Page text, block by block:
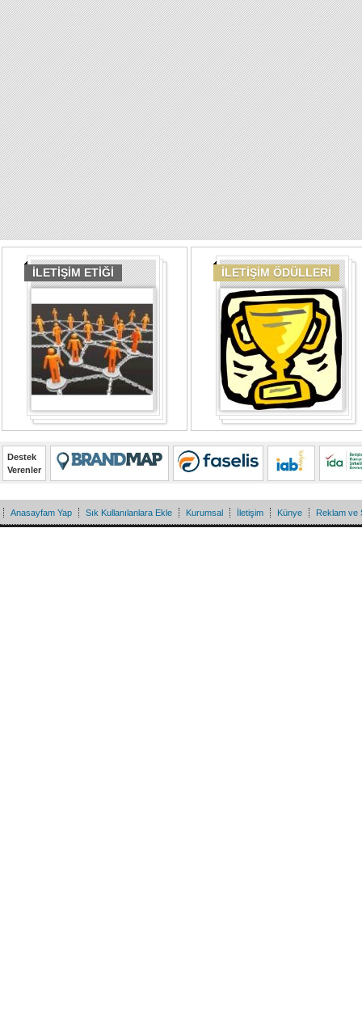
İLETİŞİM ETİĞİ İLETİŞİM ÖDÜLLERİ
Destek
Verenler
Anasayfam Yap Sık Kullanılanlara Ekle Kurumsal İletişim Künye Reklam ve